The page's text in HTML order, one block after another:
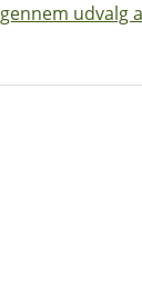
gennem udvalg